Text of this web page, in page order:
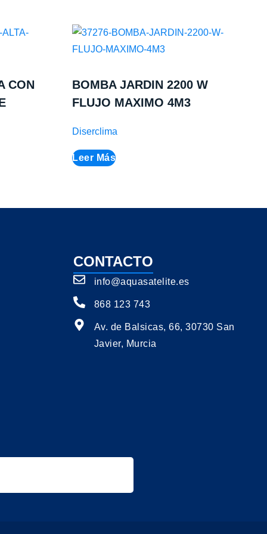
CON
BOMBA JARDIN 2200 W
FLUJO MAXIMO 4M3
Diserclima
Leer Más
CONTACTO
info@aquasatelite.es
868 123 743
Av. de Balsicas, 66, 30730 San
Javier, Murcia